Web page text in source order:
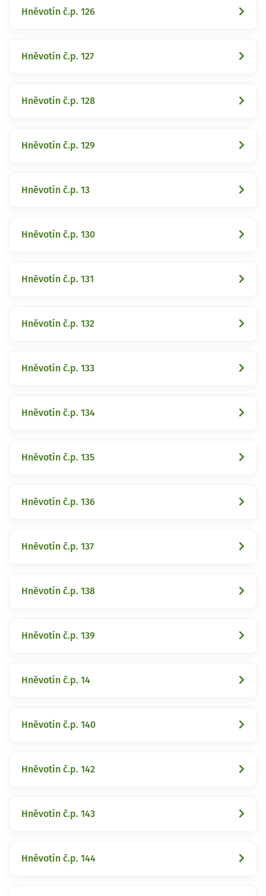
Hněvotín č.p. 126
Hněvotín č.p. 127
Hněvotín č.p. 128
Hněvotín č.p. 129
Hněvotín č.p. 13
Hněvotín č.p. 130
Hněvotín č.p. 131
Hněvotín č.p. 132
Hněvotín č.p. 133
Hněvotín č.p. 134
Hněvotín č.p. 135
Hněvotín č.p. 136
Hněvotín č.p. 137
Hněvotín č.p. 138
Hněvotín č.p. 139
Hněvotín č.p. 14
Hněvotín č.p. 140
Hněvotín č.p. 142
Hněvotín č.p. 143
Hněvotín č.p. 144